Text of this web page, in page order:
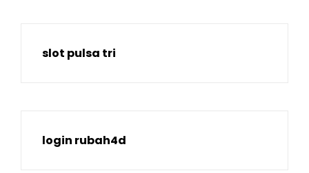
slot pulsa tri
login rubah4d